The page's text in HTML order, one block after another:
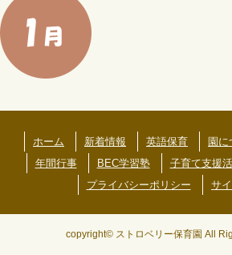
ホーム 新着情報 英語保育 園に
年間行事
BEC学習塾 子育て支援
プライバシーポリシー
サ
copyright© ストロベリー保育園 All